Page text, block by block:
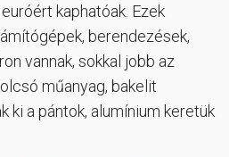
kaphatóak. Ezek
berendezések,
vannak, sokkal jobb az
műanyag, bakelit
ki a pántok, alumínium keretük